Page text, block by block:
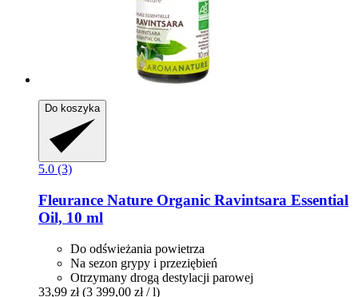
Do koszyka
5.0 (3)
Fleurance Nature Organic Ravintsara Essential
Oil, 10 ml
Do odświeżania powietrza
Na sezon grypy i przeziębień
Otrzymany drogą destylacji parowej
33,99 zł (3 399,00 zł / l)